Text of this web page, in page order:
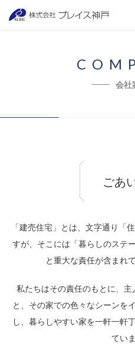
会社
ごあ
「建売住宅」とは、文字通り「
すが、 そこには「暮らしのステ
と重大な責任が含まれ
私たちはその責任のもとに、
と、 その家での色々なシーンを
し、 暮らしやすい家を一軒一軒
てい